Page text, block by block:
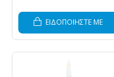
ΕΙΔΟΠΟΙΗΣΤΕ ΜΕ